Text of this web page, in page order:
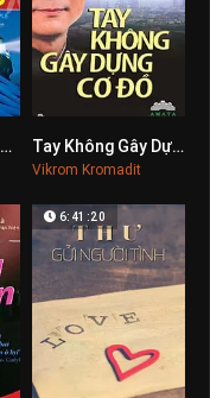
0
Bí Quyết Của Thành Công 0Tay Không Gây Dựng Cơ Đồ
Vikrom Kromadit
6:41:20